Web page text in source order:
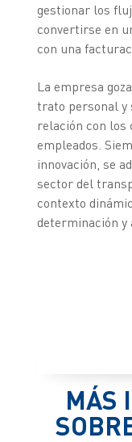
gestionar los
convertirse en
con una
La empresa
trato personal y
relación con los
empleados.
innovación, se
sector del
contexto
determinación y
MÁS